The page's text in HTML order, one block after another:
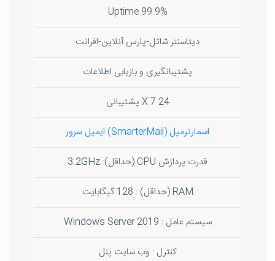
99.9% Uptime
دیتاسنتر شاتل-پارس آنلاین-افرانت
پشتیبانگیری و بازیابی اطلاعات
24 X 7 پشتیبانی
اسمارترمیل (SmarterMail) ایمیل سرور
قدرت پردازش CPU (حداقل): 3.2GHz
RAM (حداقل) : 128 گیگابایت
سیستم عامل : Windows Server 2019
کنترل : وب سایت پنل